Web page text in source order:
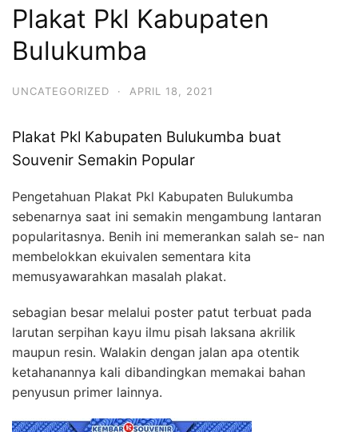
Plakat Pkl Kabupaten
Bulukumba
UNCATEGORIZED · APRIL 18, 2021
Plakat Pkl Kabupaten Bulukumba buat
Souvenir Semakin Popular
Pengetahuan Plakat Pkl Kabupaten Bulukumba
sebenarnya saat ini semakin mengambung lantaran
popularitasnya. Benih ini memerankan salah se- nan
membelokkan ekuivalen sementara kita
memusyawarahkan masalah plakat.
sebagian besar melalui poster patut terbuat pada
larutan serpihan kayu ilmu pisah laksana akrilik
maupun resin. Walakin dengan jalan apa otentik
ketahanannya kali dibandingkan memakai bahan
penyusun primer lainnya.